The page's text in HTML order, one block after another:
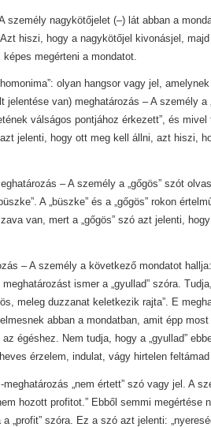
személy nagykötőjelet (–) lát abban a
hiszi, hogy a nagykötőjel kivonásjel,
megérteni a mondatot.
olyan hangsor vagy jel,
jelentése van) meghatározás – A személy a
válságos pontjához érkezett”, és mivel
jelenti, hogy ott meg kell állni, azt hiszi,
– A személy a „gőgös” szót
A „büszke” és a „gőgös” rokon
van, mert a „gőgös” szó azt jelenti,
– A személy a következő mondatot
ismer a „gyullad” szóra.
meleg duzzanat keletkezik rajta”. E
abban a mondatban, amit épp
égéshez. Nem tudja, hogy a „gyullad”
érzelem, indulat, vágy hirtelen feltámad
„nem értett” szó vagy jel. A
hozott profitot.” Ebből semmi megértése
„profit” szóra. Ez a szó azt jelenti: